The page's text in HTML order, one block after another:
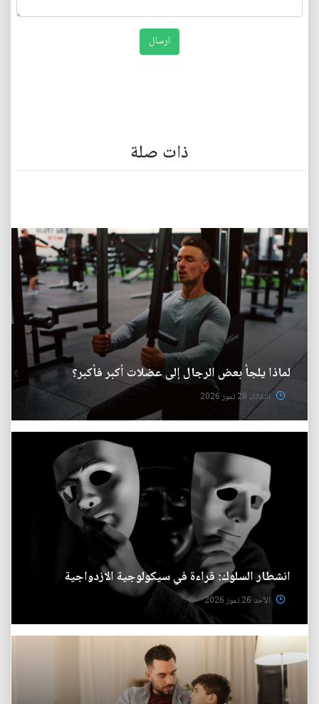
ذات صلة
لماذا يلجأ بعض الرجال إلى عضلات أكبر فأكبر؟
الثلاثاء 28 تموز 2026
انشطار السلوك: قراءة في سيكولوجية الازدواجية
الأحد 26 تموز 2026